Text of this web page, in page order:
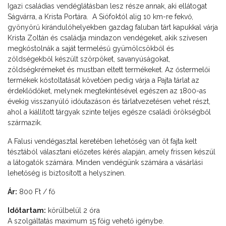
Igazi családias vendéglátásban lesz része annak, aki ellátogat
Ságvárra, a Krista Portára. A Siófoktól alig 10 km-re fekvő,
gyönyörű kirándulóhelyekben gazdag faluban tárt kapukkal várja
Krista Zoltán és családja mindazon vendégeket, akik szívesen
megkóstolnák a saját termelésű gyümölcsökből és
zöldségekből készült szörpöket, savanyúságokat,
zöldségkrémeket és mustban eltett termékeket. Az őstermelői
termékek kóstoltatását követően pedig várja a Pajta tárlat az
érdeklődőket, melynek megtekintésével egészen az 1800-as
évekig visszanyúló időutazáson és tárlatvezetésen vehet részt,
ahol a kiállított tárgyak szinte teljes egésze családi örökségből
származik.
A Falusi vendégasztal keretében lehetőség van öt fajta kelt
tésztából választani előzetes kérés alapján, amely frissen készül
a látogatók számára. Minden vendégünk számára a vásárlási
lehetőség is biztosított a helyszínen.
Ár: 800 Ft / fő
Időtartam: körülbelül 2 óra
A szolgáltatás maximum 15 főig vehető igénybe.